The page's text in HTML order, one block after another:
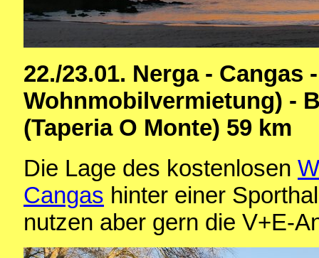
22./23.01. Nerga - Cangas
Wohnmobilvermietung) -
(Taperia O Monte) 59 km
Die Lage des kostenlosen
Cangas hinter einer
nutzen aber gern die V+E-